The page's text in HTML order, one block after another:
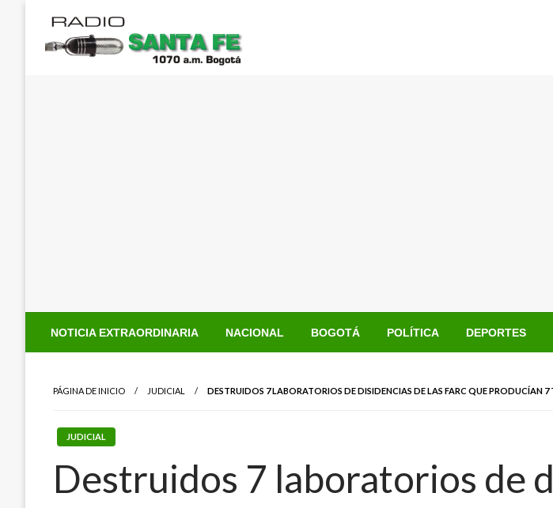
contenido
NOTICIA EXTRAORDINARIA NACIONAL BOGOTÁ POLÍTICA DEPORTES
PÁGINA DE INICIO JUDICIAL DESTRUIDOS 7 LABORATORIOS DE DISIDENCIAS DE LAS FARC QUE PRODUCÍAN
JUDICIAL
Destruidos 7 laboratorios de